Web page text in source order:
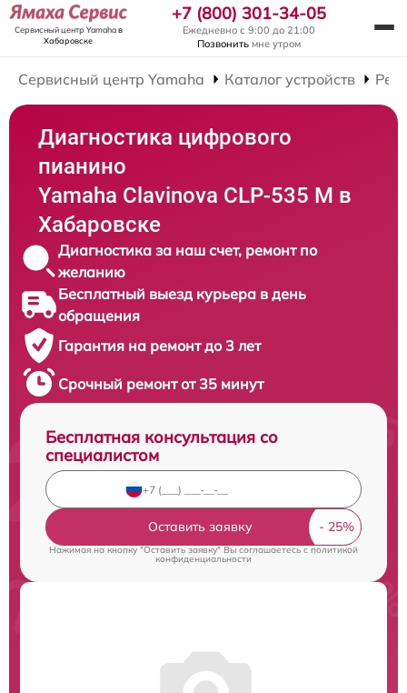
Сервисный центр Yamahaв
Хабаровске
+7 (800) 301-34-05
Ежедневно с 9:00 до 21:00
Позвонить мне утром
Сервисный центр Yamaha Каталог устройств
Диагностика цифрового
пианино
Yamaha Clavinova CLP-535 M в
Хабаровске
Диагностика за наш счет, ремонт по
желанию
Бесплатный выезд курьера в день
обращения
Гарантия на ремонт до 3 лет
Срочный ремонт от 35 минут
Бесплатная консультация со
специалистом
Оставить заявку
Нажимая на кнопку "Оставить заявку" Вы соглашаетесь cполитикой
конфиденциальности